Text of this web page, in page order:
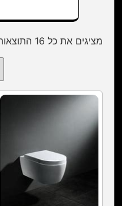
מציגים את כל ⁦16⁩ התוצאות